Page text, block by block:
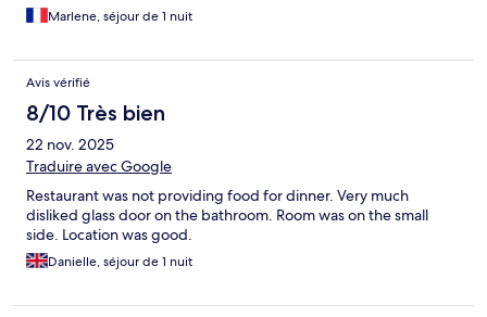
Marlene, séjour de 1 nuit
Avis vérifié
8/10 Très bien
22 nov. 2025
Traduire avec Google
Restaurant was not providing food for dinner. Very much
disliked glass door on the bathroom. Room was on the small
side. Location was good.
Danielle, séjour de 1 nuit